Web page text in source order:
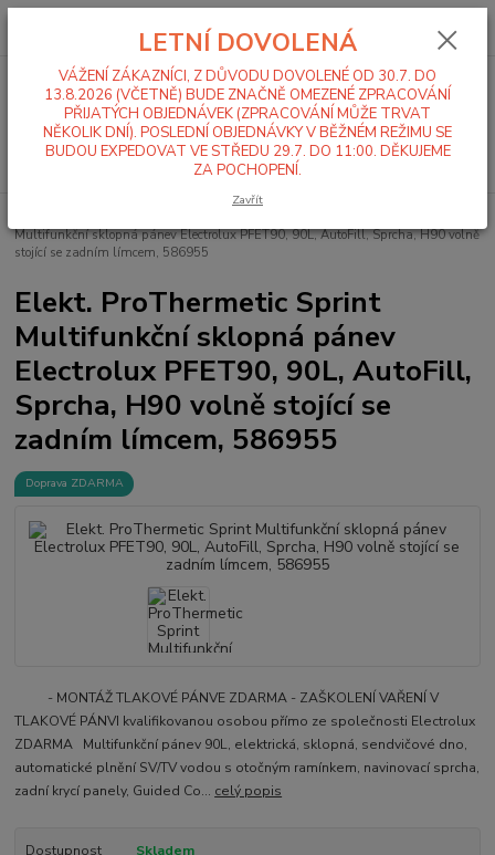
Menu
Hledat
0,00 Kč
Multifunkční sklopná pánev Electrolux PFET90, 90L, AutoFill, Sprcha, H90 volně
stojící se zadním límcem, 586955
Elekt. ProThermetic Sprint
Multifunkční sklopná pánev
Electrolux PFET90, 90L, AutoFill,
Sprcha, H90 volně stojící se
zadním límcem, 586955
Doprava ZDARMA
- MONTÁŽ TLAKOVÉ PÁNVE ZDARMA - ZAŠKOLENÍ VAŘENÍ V
TLAKOVÉ PÁNVI kvalifikovanou osobou přímo ze společnosti Electrolux
ZDARMA Multifunkční pánev 90L, elektrická, sklopná, sendvičové dno,
automatické plnění SV/TV vodou s otočným ramínkem, navinovací sprcha,
zadní krycí panely, Guided Co... celý popis
Dostupnost Skladem
LETNÍ DOVOLENÁ
VÁŽENÍ ZÁKAZNÍCI, Z DŮVODU DOVOLENÉ OD 30.7. DO
13.8.2026 (VČETNĚ) BUDE ZNAČNĚ OMEZENÉ ZPRACOVÁNÍ
PŘIJATÝCH OBJEDNÁVEK (ZPRACOVÁNÍ MŮŽE TRVAT
NĚKOLIK DNÍ). POSLEDNÍ OBJEDNÁVKY V BĚŽNÉM REŽIMU SE
BUDOU EXPEDOVAT VE STŘEDU 29.7. DO 11:00. DĚKUJEME
ZA POCHOPENÍ.
Zavřít